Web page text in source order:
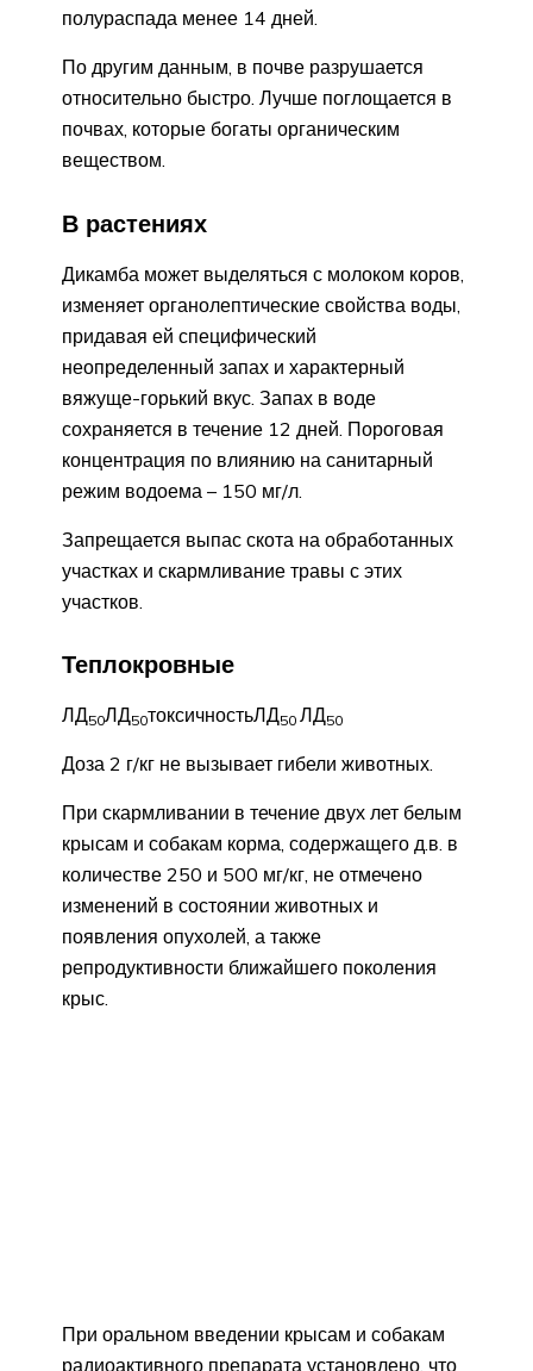
полураспада менее 14 дней.
По другим данным, в почве разрушается
относительно быстро. Лучше поглощается в
почвах, которые богаты органическим
веществом.
В растениях
Дикамба может выделяться с молоком коров,
изменяет органолептические свойства воды,
придавая ей специфический
неопределенный запах и характерный
вяжуще-горький вкус. Запах в воде
сохраняется в течение 12 дней. Пороговая
концентрация по влиянию на санитарный
режим водоема – 150 мг/л.
Запрещается выпас скота на обработанных
участках и скармливание травы с этих
участков.
Теплокровные
ЛД50ЛД50токсичностьЛД50 ЛД50
Доза 2 г/кг не вызывает гибели животных.
При скармливании в течение двух лет белым
крысам и собакам корма, содержащего д.в. в
количестве 250 и 500 мг/кг, не отмечено
изменений в состоянии животных и
появления опухолей, а также
репродуктивности ближайшего поколения
крыс.
При оральном введении крысам и собакам
радиоактивного препарата установлено, что